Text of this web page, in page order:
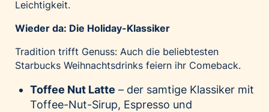
Leichtigkeit.
Wieder da: Die Holiday-Klassiker
Tradition trifft Genuss: Auch die beliebtesten
Starbucks Weihnachtsdrinks feiern ihr Comeback.
Toffee Nut Latte – der samtige Klassiker mit
Toffee-Nut-Sirup, Espresso und